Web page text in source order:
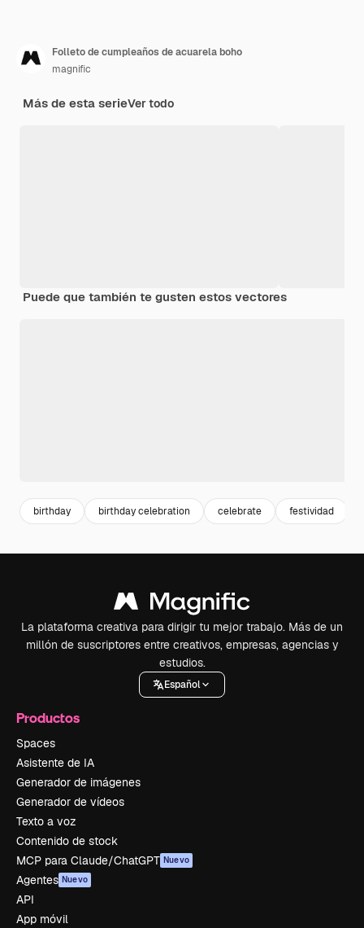
Folleto de cumpleaños de acuarela boho
magnific
Más de esta serieVer todo
Puede que también te gusten estos vectores
birthday birthday celebration celebrate festividad
La plataforma creativa para dirigir tu mejor trabajo. Más de un
millón de suscriptores entre creativos, empresas, agencias y
estudios.
Español
Productos
Spaces
Asistente de IA
Generador de imágenes
Generador de vídeos
Texto a voz
Contenido de stock
MCP para Claude/ChatGPT Nuevo
Agentes Nuevo
API
App móvil